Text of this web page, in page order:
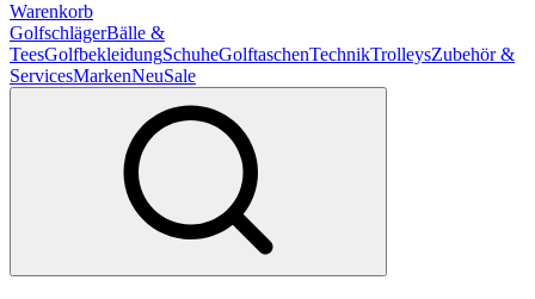
Warenkorb
GolfschlägerBälle &
TeesGolfbekleidungSchuheGolftaschenTechnikTrolleysZubehör &
ServicesMarkenNeuSale